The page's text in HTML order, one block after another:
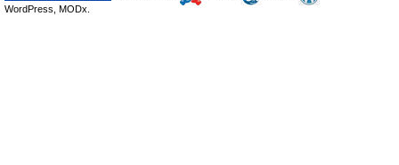
WordPress, MODx.